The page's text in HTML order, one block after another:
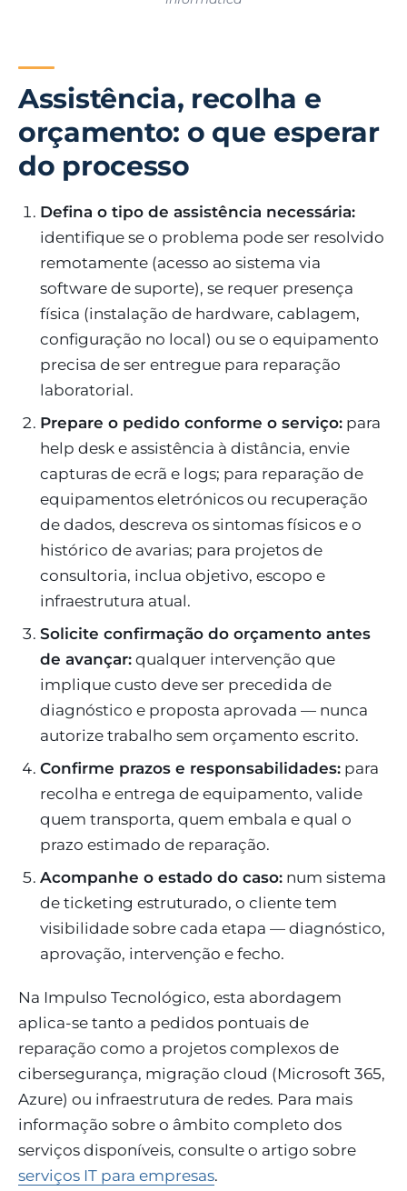
Assistência, recolha e
orçamento: o que esperar
do processo
Defina o tipo de assistência necessária:
identifique se o problema pode ser resolvido
remotamente (acesso ao sistema via
software de suporte), se requer presença
física (instalação de hardware, cablagem,
configuração no local) ou se o equipamento
precisa de ser entregue para reparação
laboratorial.
Prepare o pedido conforme o serviço: para
help desk e assistência à distância, envie
capturas de ecrã e logs; para reparação de
equipamentos eletrónicos ou recuperação
de dados, descreva os sintomas físicos e o
histórico de avarias; para projetos de
consultoria, inclua objetivo, escopo e
infraestrutura atual.
Solicite confirmação do orçamento antes
de avançar: qualquer intervenção que
implique custo deve ser precedida de
diagnóstico e proposta aprovada — nunca
autorize trabalho sem orçamento escrito.
Confirme prazos e responsabilidades: para
recolha e entrega de equipamento, valide
quem transporta, quem embala e qual o
prazo estimado de reparação.
Acompanhe o estado do caso: num sistema
de ticketing estruturado, o cliente tem
visibilidade sobre cada etapa — diagnóstico,
aprovação, intervenção e fecho.
Na Impulso Tecnológico, esta abordagem
aplica-se tanto a pedidos pontuais de
reparação como a projetos complexos de
cibersegurança, migração cloud (Microsoft 365,
Azure) ou infraestrutura de redes. Para mais
informação sobre o âmbito completo dos
serviços disponíveis, consulte o artigo sobre
serviços IT para empresas.